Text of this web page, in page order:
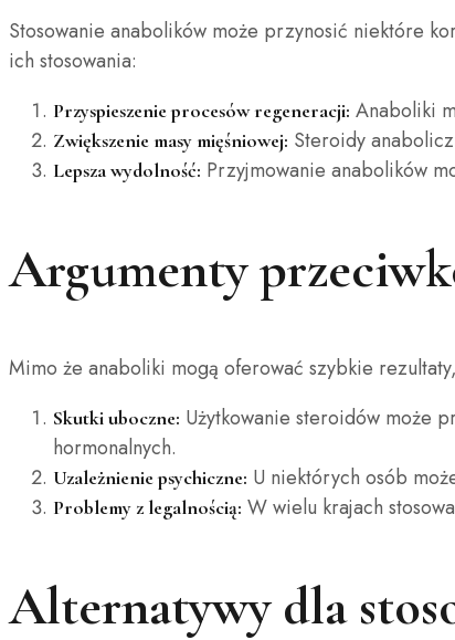
Stosowanie anabolików może przynosić niektóre
ich stosowania:
Przyspieszenie procesów regeneracji: Anaboliki
Zwiększenie masy mięśniowej: Steroidy
Lepsza wydolność: Przyjmowanie anabolików
Argumenty
Mimo że anaboliki mogą oferować szybkie
Skutki uboczne: Użytkowanie steroidów może
hormonalnych.
Uzależnienie psychiczne: U niektórych osób
Problemy z legalnością: W wielu krajach
Alternatywy dla